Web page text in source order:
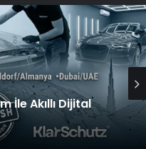
İle Akıllı Dijital